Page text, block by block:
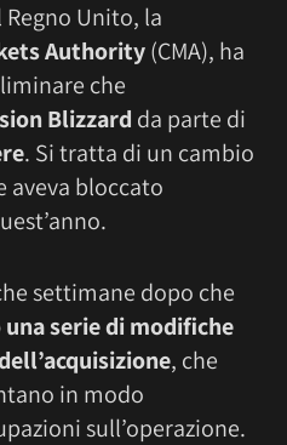
Unito, la
Authority(CMA), ha
che
Blizzard da parte di
. Si tratta di un cambio
aveva bloccato
settimane dopo che
serie di modifiche
, che
in modo
sull’operazione.